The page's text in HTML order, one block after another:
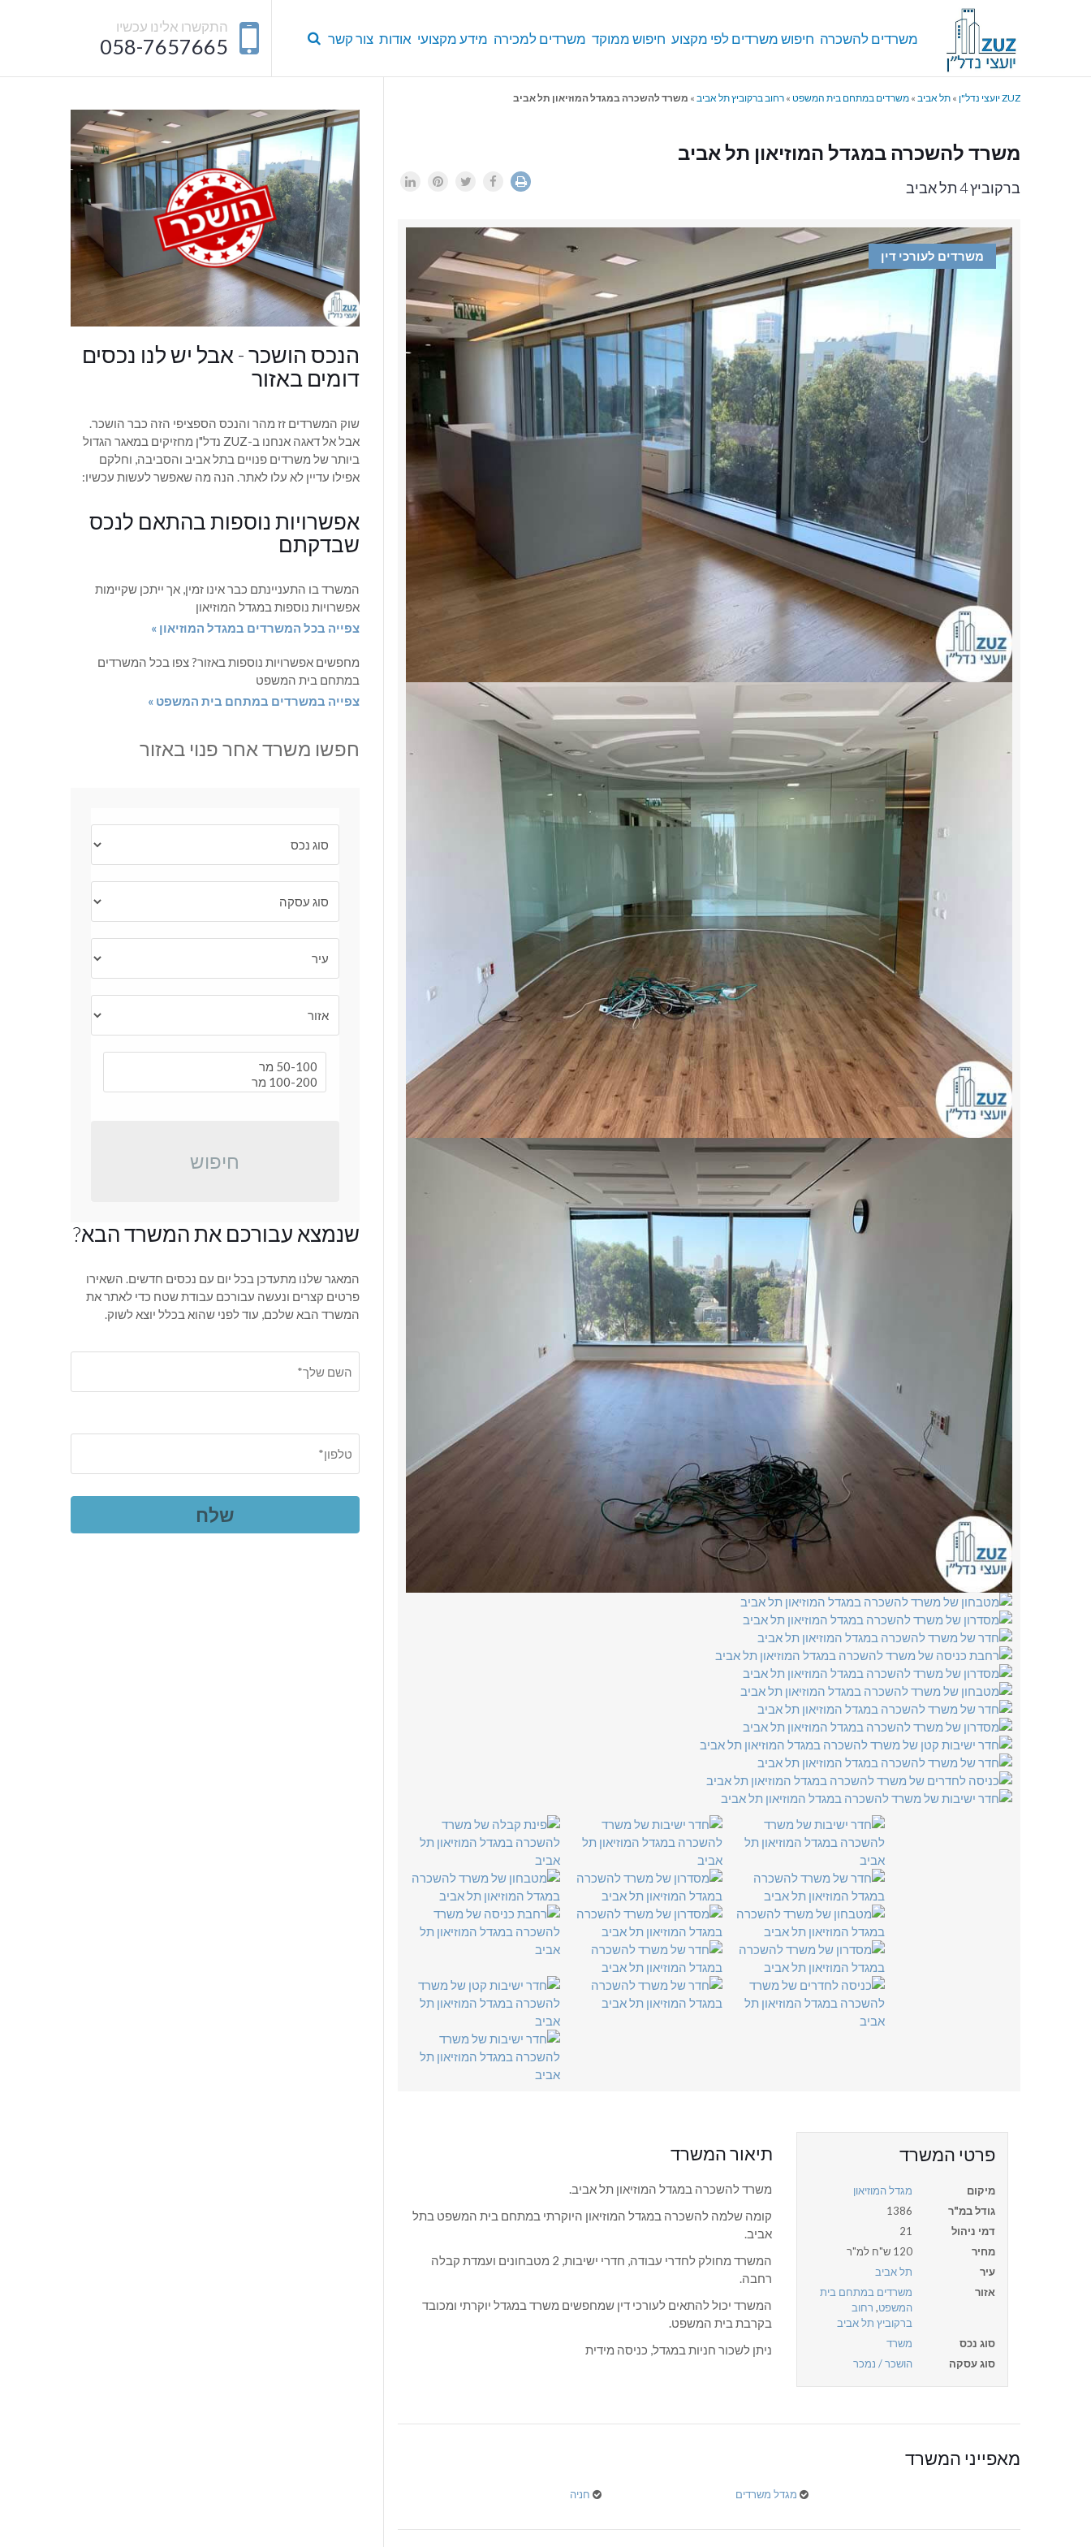
התקשרו אלינו עכשיו
058-7657665 משרדים להשכרה חיפוש משרדים לפי מקצוע חיפוש ממוקד משרדים למכירה מידע מקצועי אודות צור קשר
ZUZ יועצי נדל"ן » תל אביב » משרדים במתחם בית המשפט » רחוב ברקוביץ תל אביב » משרד להשכרה במגדל המוזיאון תל אביב
משרד להשכרה במגדל המוזיאון תל אביב
ברקוביץ 4 תל אביב
משרדים לעורכי דין
פרטי המשרד
מיקום
מגדל המוזיאון
גודל במ"ר
1386
דמי ניהול
21
מחיר
120 ש"ח למ"ר
עיר
תל אביב
אזור
משרדים במתחם בית
המשפט, רחוב
ברקוביץ תל אביב
סוג נכס
משרד
סוג עסקה
הושכר / נמכר
תיאור המשרד
משרד להשכרה במגדל המוזיאון תל אביב.
קומה שלמה להשכרה במגדל המוזיאון היוקרתי במתחם בית המשפט בתל
אביב.
המשרד מחולק לחדרי עבודה, חדרי ישיבות, 2 מטבחונים ועמדת קבלה
רחבה.
המשרד יכול להתאים לעורכי דין שמחפשים משרד במגדל יוקרתי ומכובד
בקרבת בית המשפט.
ניתן לשכור חניות במגדל, כניסה מידית
מאפייני המשרד
חניה מגדל משרדים
הנכס הושכר - אבל יש לנו נכסים
דומים באזור
שוק המשרדים זז מהר והנכס הספציפי הזה כבר הושכר.
אבל אל דאגה אנחנו ב-ZUZ נדל"ן מחזיקים במאגר הגדול
ביותר של משרדים פנויים בתל אביב והסביבה, וחלקם
אפילו עדיין לא עלו לאתר. הנה מה שאפשר לעשות עכשיו:
אפשרויות נוספות בהתאם לנכס
שבדקתם
המשרד בו התעניינתם כבר אינו זמין, אך ייתכן שקיימות
אפשרויות נוספות במגדל המוזיאון
צפייה בכל המשרדים במגדל המוזיאון »
מחפשים אפשרויות נוספות באזור? צפו בכל המשרדים
במתחם בית המשפט
צפייה במשרדים במתחם בית המשפט »
חפשו משרד אחר פנוי באזור
חיפוש
שנמצא עבורכם את המשרד הבא?
המאגר שלנו מתעדכן בכל יום עם נכסים חדשים. השאירו
פרטים קצרים ונעשה עבורכם עבודת שטח כדי לאתר את
המשרד הבא שלכם, עוד לפני שהוא בכלל יוצא לשוק.